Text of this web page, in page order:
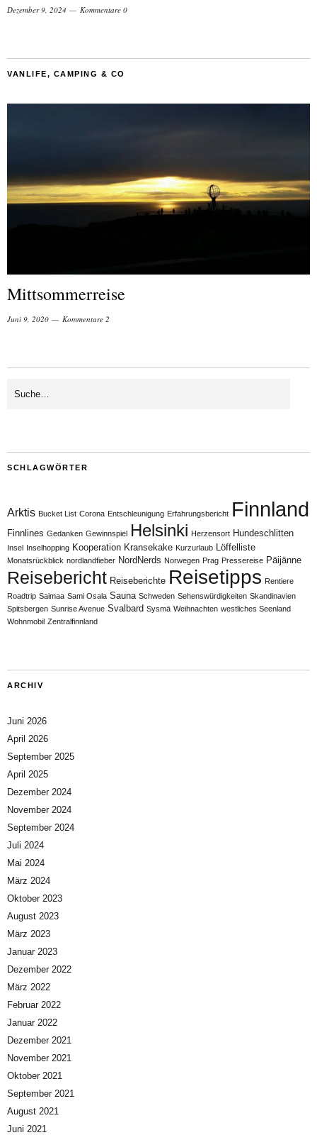
Dezember 9, 2024 Kommentare 0
VANLIFE, CAMPING & CO
Mittsommerreise
Juni 9, 2020 Kommentare 2
SCHLAGWÖRTER
Arktis Bucket List Corona Entschleunigung Erfahrungsbericht Finnland
Finnlines Gedanken Gewinnspiel Helsinki Herzensort Hundeschlitten
Insel Inselhopping Kooperation Kransekake Kurzurlaub Löffelliste
Monatsrückblick nordlandfieber NordNerds Norwegen Prag Pressereise Päijänne
Reisebericht Reiseberichte Reisetipps Rentiere
Roadtrip Saimaa Sami Osala Sauna Schweden Sehenswürdigkeiten Skandinavien
Spitsbergen Sunrise Avenue Svalbard Sysmä Weihnachten westliches Seenland
Wohnmobil Zentralfinnland
ARCHIV
Juni 2026
April 2026
September 2025
April 2025
Dezember 2024
November 2024
September 2024
Juli 2024
Mai 2024
März 2024
Oktober 2023
August 2023
März 2023
Januar 2023
Dezember 2022
März 2022
Februar 2022
Januar 2022
Dezember 2021
November 2021
Oktober 2021
September 2021
August 2021
Juni 2021